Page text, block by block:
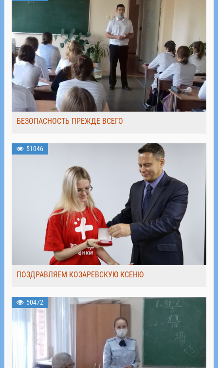
БЕЗОПАСНОСТЬ ПРЕЖДЕ ВСЕГО
51046
ПОЗДРАВЛЯЕМ КОЗАРЕВСКУЮ КСЕНЮ
50472